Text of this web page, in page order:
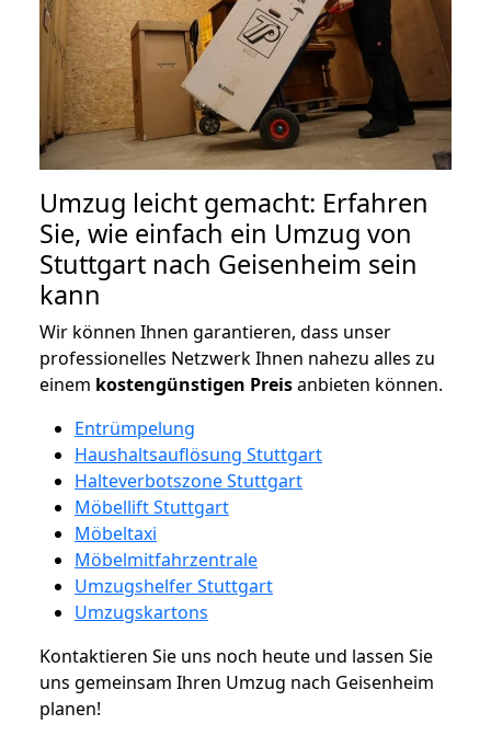
Umzug leicht gemacht: Erfahren
Sie, wie einfach ein Umzug von
Stuttgart nach Geisenheim sein
kann
Wir können Ihnen garantieren, dass unser
professionelles Netzwerk Ihnen nahezu alles zu
einem kostengünstigen Preisanbieten können.
Entrümpelung
Haushaltsauflösung Stuttgart
Halteverbotszone Stuttgart
Möbellift Stuttgart
Möbeltaxi
Möbelmitfahrzentrale
Umzugshelfer Stuttgart
Umzugskartons
Kontaktieren Sie uns noch heute und lassen Sie
uns gemeinsam Ihren Umzug nach Geisenheim
planen!